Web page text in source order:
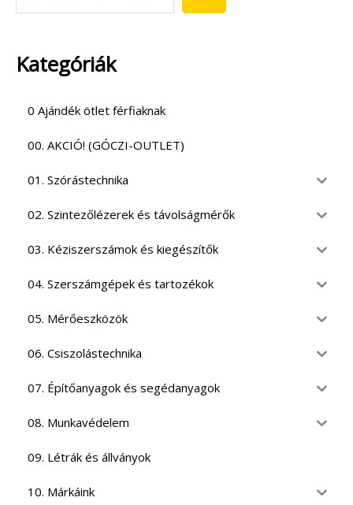
Kategóriák
0 Ajándék ötlet férfiaknak
00. AKCIÓ! (GÓCZI-OUTLET)
01. Szórástechnika
02. Szintezőlézerek és távolságmérők
03. Kéziszerszámok és kiegészítők
04. Szerszámgépek és tartozékok
05. Mérőeszközök
06. Csiszolástechnika
07. Építőanyagok és segédanyagok
08. Munkavédelem
09. Létrák és állványok
10. Márkáink